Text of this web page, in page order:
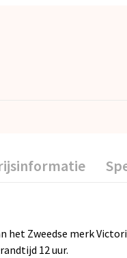
het Zweedse merk
12 uur.